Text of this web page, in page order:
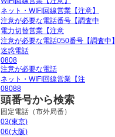
ネット・WIFI回線営業【注意】
注意が必要な電話番号【調査中
電力切替営業【注意
注意が必要な電話050番号【調査中】
迷惑電話
0808
注意が必要な電話
ネット・WIFI回線営業【注
08088
頭番号から検索
固定電話（市外局番）
03(東京)
06(大阪)